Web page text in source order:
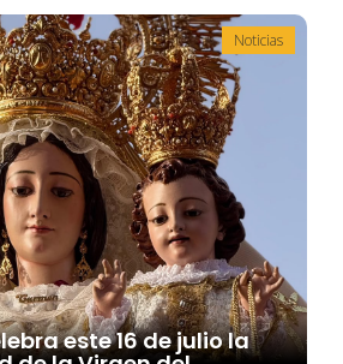
Noticias
este 16 de julio la